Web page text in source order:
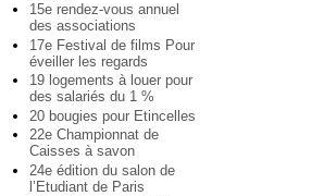
15e rendez-vous annuel
des associations
17e Festival de films Pour
éveiller les regards
19 logements à louer pour
des salariés du 1 %
20 bougies pour Etincelles
22e Championnat de
Caisses à savon
24e édition du salon de
l’Etudiant de Paris